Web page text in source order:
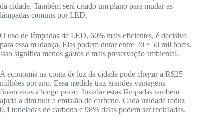
da cidade. Também será criado um plano para mudar as
lâmpadas comuns por LED.
O uso de lâmpadas de LED, 60% mais eficientes, é decisivo
para essa mudança. Elas podem durar entre 20 e 50 mil horas.
Isso significa menos gastos e mais preservação ambiental.
A economia na conta de luz da cidade pode chegar a R$25
milhões por ano. Essa medida traz grandes vantagens
financeiras a longo prazo. Instalar estas lâmpadas também
ajuda a diminuir a emissão de carbono. Cada unidade reduz
0,4 toneladas de carbono e 98% delas podem ser recicladas.